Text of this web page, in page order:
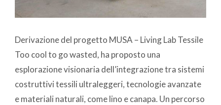
Derivazione del progetto MUSA – Living Lab Tessile
Too cool to go wasted, ha proposto una
esplorazione visionaria dell’integrazione tra sistemi
costruttivi tessili ultraleggeri, tecnologie avanzate
e materiali naturali, come lino e canapa. Un percorso